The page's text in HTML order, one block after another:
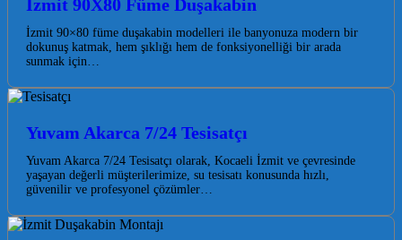
İzmit 90X80 Füme Duşakabin
İzmit 90×80 füme duşakabin modelleri ile banyonuza modern bir
dokunuş katmak, hem şıklığı hem de fonksiyonelliği bir arada
sunmak için…
Yuvam Akarca 7/24 Tesisatçı
Yuvam Akarca 7/24 Tesisatçı olarak, Kocaeli İzmit ve çevresinde
yaşayan değerli müşterilerimize, su tesisatı konusunda hızlı,
güvenilir ve profesyonel çözümler…